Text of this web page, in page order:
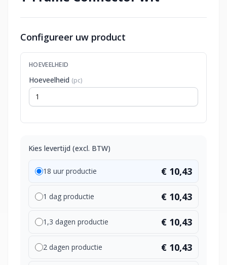
Configureer uw product
HOEVEELHEID
Hoeveelheid (pc)
Kies levertijd (excl. BTW)
18 uur productie € 10,43
1 dag productie € 10,43
1,3 dagen productie € 10,43
2 dagen productie € 10,43